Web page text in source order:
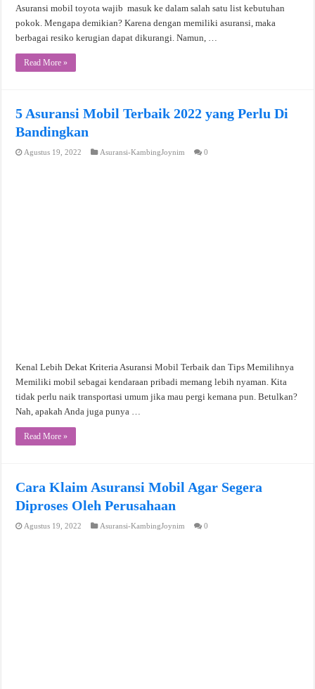
Asuransi mobil toyota wajib masuk ke dalam salah satu list kebutuhan
pokok. Mengapa demikian? Karena dengan memiliki asuransi, maka
berbagai resiko kerugian dapat dikurangi. Namun, …
Read More »
5 Asuransi Mobil Terbaik 2022 yang Perlu Di
Bandingkan
Agustus 19, 2022 Asuransi-KambingJoynim 0
Kenal Lebih Dekat Kriteria Asuransi Mobil Terbaik dan Tips Memilihnya
Memiliki mobil sebagai kendaraan pribadi memang lebih nyaman. Kita
tidak perlu naik transportasi umum jika mau pergi kemana pun. Betulkan?
Nah, apakah Anda juga punya …
Read More »
Cara Klaim Asuransi Mobil Agar Segera
Diproses Oleh Perusahaan
Agustus 19, 2022 Asuransi-KambingJoynim 0